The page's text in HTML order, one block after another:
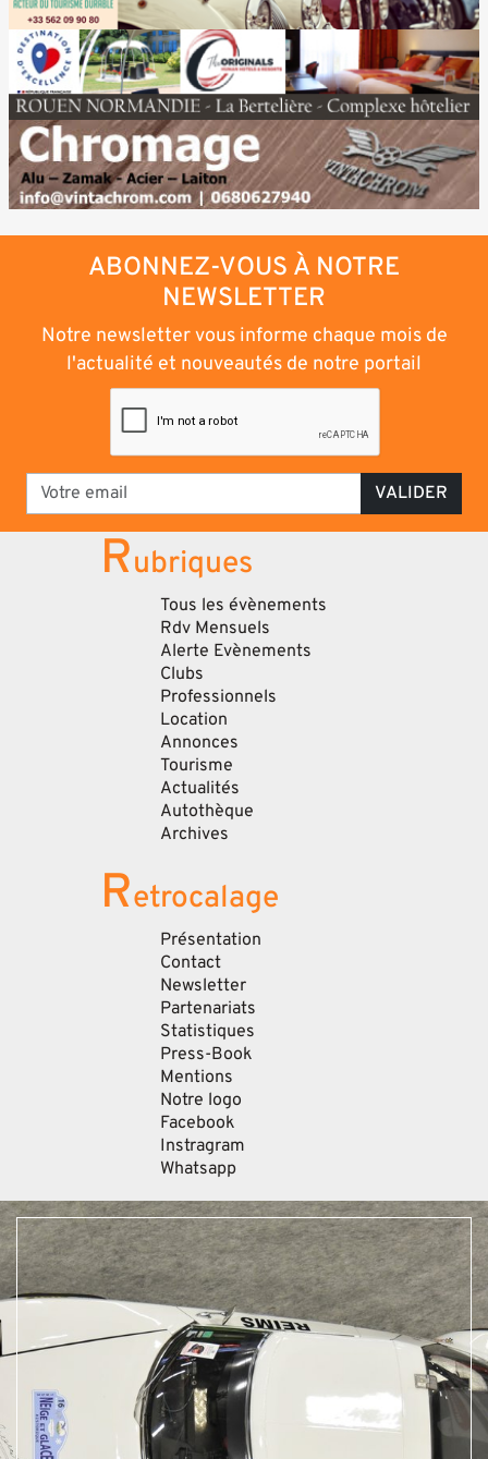
ABONNEZ-VOUS À NOTRE
NEWSLETTER
Notre newsletter vous informe chaque mois de
l'actualité et nouveautés de notre portail
VALIDER
Rubriques
Tous les évènements
Rdv Mensuels
Alerte Evènements
Clubs
Professionnels
Location
Annonces
Tourisme
Actualités
Autothèque
Archives
Retrocalage
Présentation
Contact
Newsletter
Partenariats
Statistiques
Press-Book
Mentions
Notre logo
Facebook
Instragram
Whatsapp